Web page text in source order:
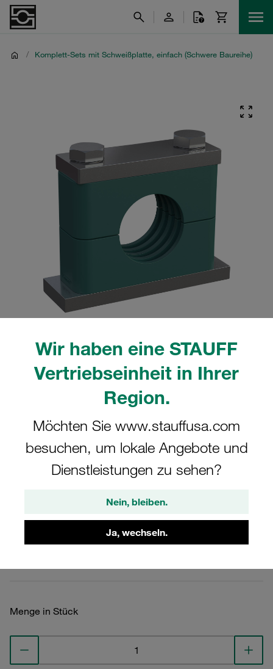
Wir haben eine STAUFF
Vertriebseinheit in Ihrer
Region.
Möchten Sie www.stauffusa.com
besuchen, um lokale Angebote und
Dienstleistungen zu sehen?
Nein, bleiben.
Ja, wechseln.
/ Komplett-Sets mit Schweißplatte, einfach (Schwere Baureihe)
Bitte beachten Sie: Das Bild dient nur zur Veranschaulichung und kann vom
Mehr anzeigen
Komplettschelle Schwere Baureihe Gr.
5S Ø38mm Polypropylen W10
Anschweißpl. Deckpl., AS-Schraube
gerippt, mit Vorspannung
Menge in Stück